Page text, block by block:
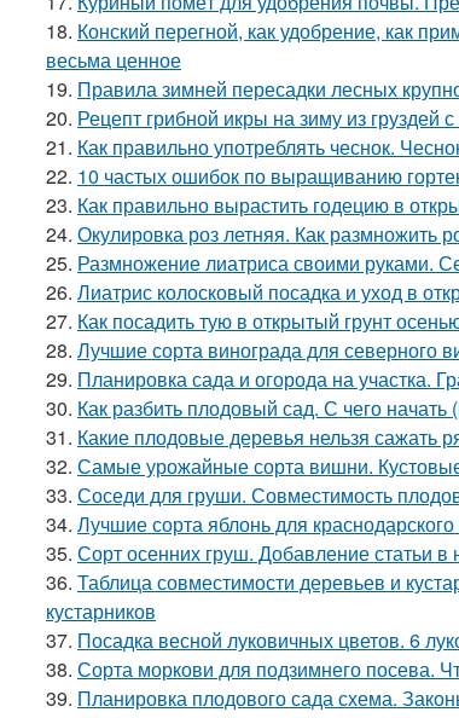
18. Конский перегной, как удобрение, как
весьма ценное
19. Правила зимней пересадки лесных
20. Рецепт грибной икры на зиму из груздей
21. Как правильно употреблять чеснок.
22. 10 частых ошибок по выращиванию
23. Как правильно вырастить годецию в
24. Окулировка роз летняя. Как размножить
25. Размножение лиатриса своими руками.
26. Лиатрис колосковый посадка и уход в
27. Как посадить тую в открытый грунт
28. Лучшие сорта винограда для северного
29. Планировка сада и огорода на участка.
30. Как разбить плодовый сад. С чего
31. Какие плодовые деревья нельзя сажать
32. Самые урожайные сорта вишни.
33. Соседи для груши. Совместимость
34. Лучшие сорта яблонь для
35. Сорт осенних груш. Добавление статьи в
36. Таблица совместимости деревьев и
кустарников
37. Посадка весной луковичных цветов. 6
38. Сорта моркови для подзимнего посева.
39. Планировка плодового сада схема.